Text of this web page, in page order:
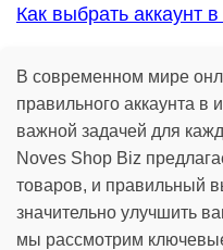
Как выбрать аккаунт
В современном мире
правильного аккаунта в
важной задачей для
Noves Shop Biz
товаров, и правильный
значительно улучшить
мы рассмотрим